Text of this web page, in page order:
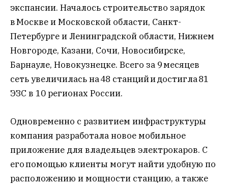
экспансии. Началось строительство зарядок
в Москве и Московской области, Санкт-
Петербурге и Ленинградской области, Нижнем
Новгороде, Казани, Сочи, Новосибирске,
Барнауле, Новокузнецке. Всего за 9 месяцев
сеть увеличилась на 48 станций и достигла 81
ЭЗС в 10 регионах России.
Одновременно с развитием инфраструктуры
компания разработала новое мобильное
приложение для владельцев электрокаров. С
его помощью клиенты могут найти удобную по
расположению и мощности станцию, а также